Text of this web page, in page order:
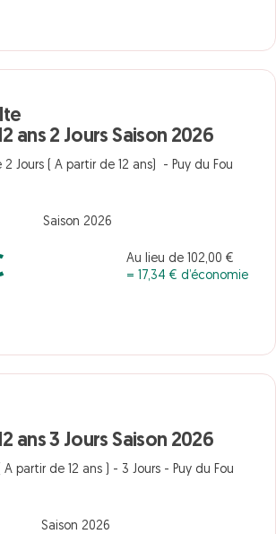
pour E- Billet Enfant De 3 à 11 ans 4
ans 2 Jours Saison 2026
Jours ( A partir de 12 ans) - Puy du Fou
Saison 2026
Au lieu de 102,00 €
= 17,34 € d’économie
pour E- Billet Adulte A partir de 12 ans 2
ans 3 Jours Saison 2026
partir de 12 ans ) - 3 Jours - Puy du Fou
Saison 2026